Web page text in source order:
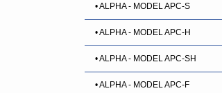
• ALPHA - MODEL APC-S
• ALPHA - MODEL APC-H
• ALPHA - MODEL APC-SH
• ALPHA - MODEL APC-F